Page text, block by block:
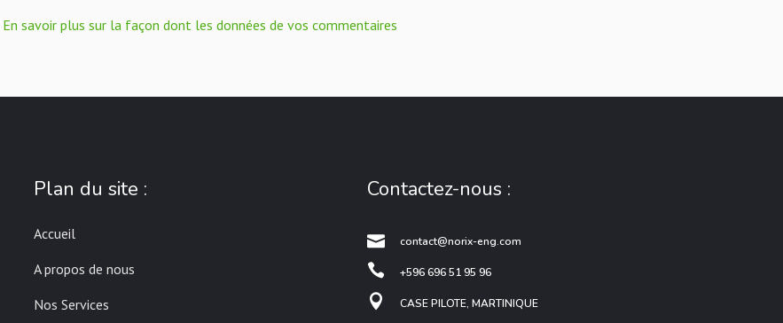
En savoir plus sur la façon dont les données de vos commentaires
Plan du site :
Accueil
A propos de nous
Nos Services
Contactez-nous :
contact@norix-eng.com
+596 696 51 95 96
CASE PILOTE, MARTINIQUE